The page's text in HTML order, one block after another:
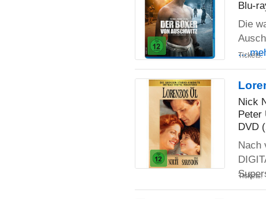
Blu-
Die
...
Tickets:
Nick
Peter
DVD
Nach
Tickets: